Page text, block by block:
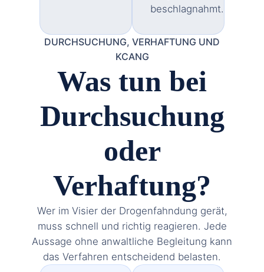
beschlagnahmt.
DURCHSUCHUNG, VERHAFTUNG UND
KCANG
Was tun bei
Durchsuchung
oder
Verhaftung?
Wer im Visier der Drogenfahndung gerät,
muss schnell und richtig reagieren. Jede
Aussage ohne anwaltliche Begleitung kann
das Verfahren entscheidend belasten.